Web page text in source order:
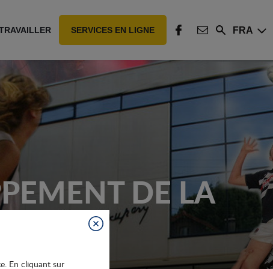
Fermer
En cliquant sur
SERVICES EN LIGNE
FACEBOOK
CONTACT
Rechercher
FRA
DE LA